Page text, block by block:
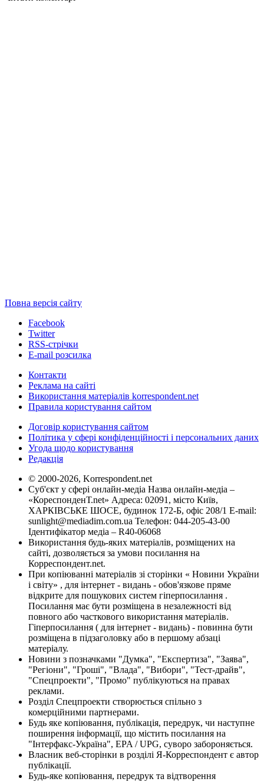
Повна версія сайту
Facebook
Twitter
RSS-стрічки
E-mail розсилка
Контакти
Реклама на сайті
Використання матеріалів korrespondent.net
Правила користування сайтом
Договір користування сайтом
Політика у сфері конфіденційності і персональних даних
Угода щодо користування
Редакція
© 2000-2026, Korrespondent.net
Суб'єкт у сфері онлайн-медіа Назва онлайн-медіа –
«КореспонденТ.net» Адреса: 02091, місто Київ,
ХАРКІВСЬКЕ ШОСЕ, будинок 172-Б, офіс 208/1 E-mail:
sunlight@mediadim.com.ua Телефон: 044-205-43-00
Ідентифікатор медіа – R40-06068
Використання будь-яких матеріалів, розміщених на
сайті, дозволяється за умови посилання на
Корреспондент.net.
При копіюванні матеріалів зі сторінки « Новини України
і світу» , для інтернет - видань - обов'язкове пряме
відкрите для пошукових систем гіперпосилання .
Посилання має бути розміщена в незалежності від
повного або часткового використання матеріалів.
Гіперпосилання ( для інтернет - видань) - повинна бути
розміщена в підзаголовку або в першому абзаці
матеріалу.
Новини з позначками "Думка", "Експертиза", "Заява",
"Регіони", "Гроші", "Влада", "Вибори", "Тест-драйв",
"Спецпроекти", "Промо" публікуються на правах
реклами.
Розділ Спецпроекти створюється спільно з
комерційними партнерами.
Будь яке копіювання, публікація, передрук, чи наступне
поширення інформації, що містить посилання на
"Інтерфакс-Україна", EPA / UPG, суворо забороняється.
Власник веб-сторінки в розділі Я-Корреспондент є автор
публікації.
Будь-яке копіювання, передрук та відтворення